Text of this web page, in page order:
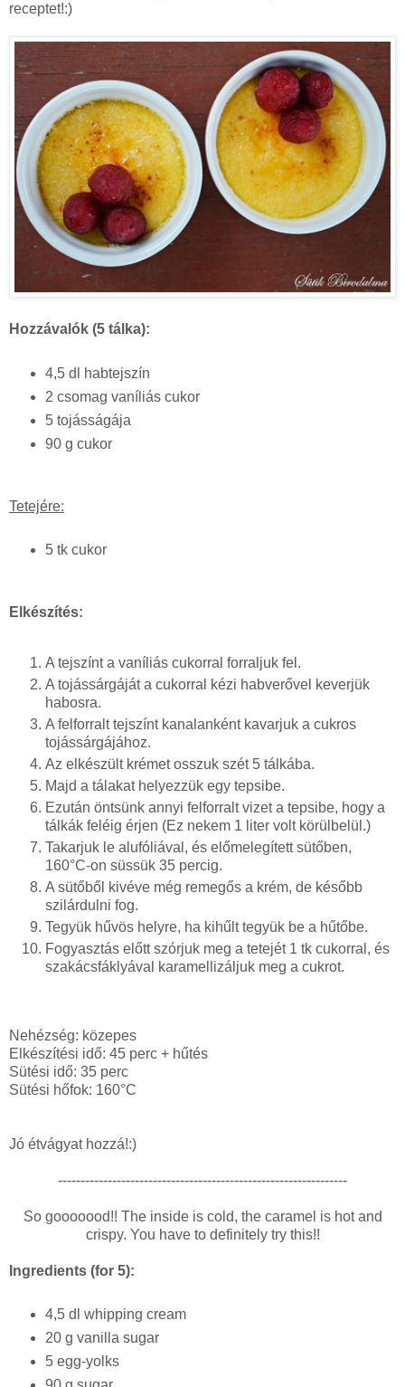
receptet!:)
Hozzávalók (5 tálka):
4,5 dl habtejszín
2 csomag vaníliás cukor
5 tojásságája
90 g cukor
Tetejére:
5 tk cukor
Elkészítés:
A tejszínt a vaníliás cukorral forraljuk fel.
A tojássárgáját a cukorral kézi habverővel keverjük
habosra.
A felforralt tejszínt kanalanként kavarjuk a cukros
tojássárgájához.
Az elkészült krémet osszuk szét 5 tálkába.
Majd a tálakat helyezzük egy tepsibe.
Ezután öntsünk annyi felforralt vizet a tepsibe, hogy a
tálkák feléig érjen (Ez nekem 1 liter volt körülbelül.)
Takarjuk le alufóliával, és előmelegített sütőben,
160°C-on süssük 35 percig.
A sütőből kivéve még remegős a krém, de később
szilárdulni fog.
Tegyük hűvös helyre, ha kihűlt tegyük be a hűtőbe.
Fogyasztás előtt szórjuk meg a tetejét 1 tk cukorral, és
szakácsfáklyával karamellizáljuk meg a cukrot.
Nehézség: közepes
Elkészítési idő: 45 perc + hűtés
Sütési idő: 35 perc
Sütési hőfok: 160°C
Jó étvágyat hozzá!:)
----------------------------------------------------------------
So gooooood!! The inside is cold, the caramel is hot and
crispy. You have to definitely try this!!
Ingredients (for 5):
4,5 dl whipping cream
20 g vanilla sugar
5 egg-yolks